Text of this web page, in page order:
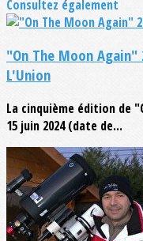
Consultez également
"On The Moon Again"
L'Union
La cinquième édition de
15 juin 2024 (date de...